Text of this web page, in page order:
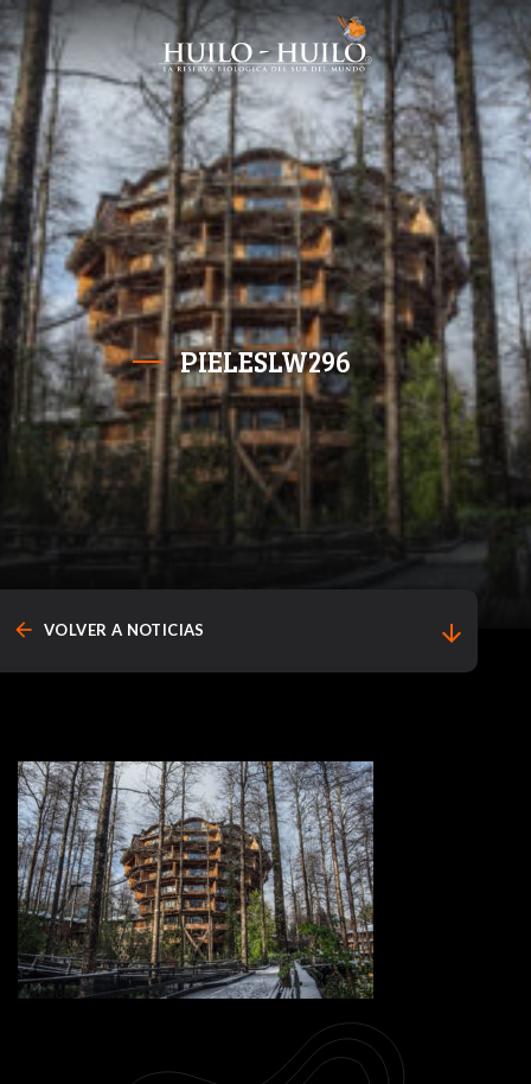
PIELESLW296
arrow_back VOLVER A NOTICIAS arrow_downward